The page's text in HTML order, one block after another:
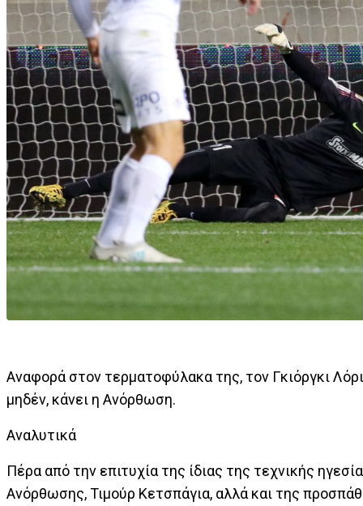
Αναφορά στον τερματοφύλακα της, τον Γκιόργκι
μηδέν, κάνει η Ανόρθωση.
Αναλυτικά
Πέρα από την επιτυχία της ίδιας της τεχνικής
Ανόρθωσης, Τιμούρ Κετσπάγια, αλλά και της